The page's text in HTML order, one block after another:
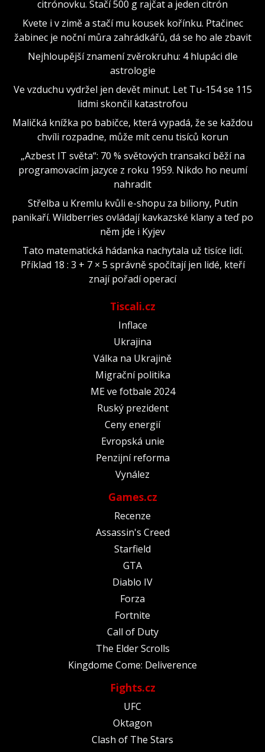
citrónovku. Stačí 500 g rajčat a jeden citrón
Kvete i v zimě a stačí mu kousek kořínku. Ptačinec
žabinec je noční můra zahrádkářů, dá se ho ale zbavit
Nejhloupější znamení zvěrokruhu: 4 hlupáci dle
astrologie
Ve vzduchu vydržel jen devět minut. Let Tu-154 se 115
lidmi skončil katastrofou
Maličká knížka po babičce, která vypadá, že se každou
chvíli rozpadne, může mít cenu tisíců korun
„Azbest IT světa“: 70 % světových transakcí běží na
programovacím jazyce z roku 1959. Nikdo ho neumí
nahradit
Střelba u Kremlu kvůli e-shopu za biliony, Putin
panikaří. Wildberries ovládají kavkazské klany a teď po
něm jde i Kyjev
Tato matematická hádanka nachytala už tisíce lidí.
Příklad 18 : 3 + 7 × 5 správně spočítají jen lidé, kteří
znají pořadí operací
Tiscali.cz
Inflace
Ukrajina
Válka na Ukrajině
Migrační politika
ME ve fotbale 2024
Ruský prezident
Ceny energií
Evropská unie
Penzijní reforma
Vynález
Games.cz
Recenze
Assassin's Creed
Starfield
GTA
Diablo IV
Forza
Fortnite
Call of Duty
The Elder Scrolls
Kingdome Come: Deliverence
Fights.cz
UFC
Oktagon
Clash of The Stars